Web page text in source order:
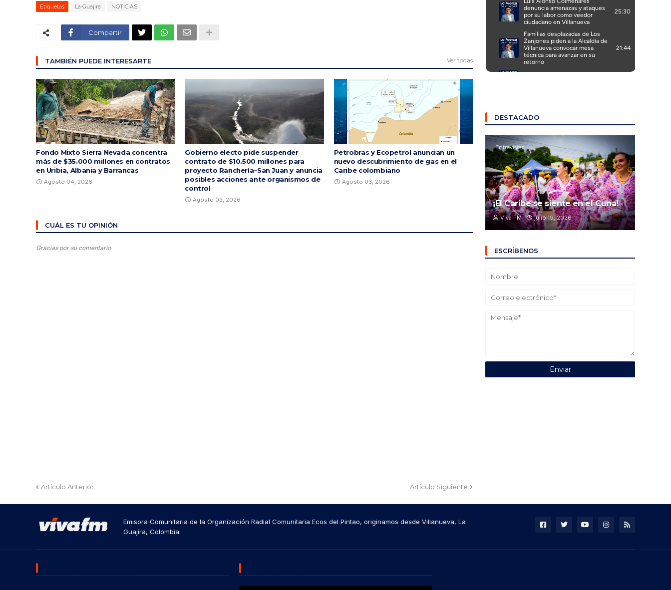
Etiquetas La Guajira NOTICIAS
Compartir
TAMBIÉN PUEDE INTERESARTE Ver todas
Fondo Mixto Sierra Nevada concentra
más de $35.000 millones en contratos
en Uribia, Albania y Barrancas
Agosto 04, 2026
Gobierno electo pide suspender
contrato de $10.500 millones para
proyecto Ranchería–San Juan y anuncia
posibles acciones ante organismos de
control
Agosto 03, 2026
Petrobras y Ecopetrol anuncian un
nuevo descubrimiento de gas en el
Caribe colombiano
Agosto 03, 2026
CUÁL ES TU OPINIÓN
Gracias por su comentario
Artículo Anterior Artículo Siguiente
DESTACADO
Entrevistas
¡El Caribe se siente en el Cuna!
Viva FM julio 19, 2026
ESCRÍBENOS
Emisora Comunitaria de la Organización Radial Comunitaria Ecos del Pintao, originamos desde Villanueva, La
Guajira, Colombia.